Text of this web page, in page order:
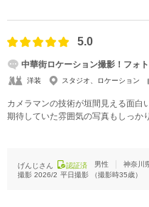
5.0
中華街ロケーション撮影！フォ
洋装 スタジオ、ロケーション
カメラマンの技術が垣間見える面白
期待していた雰囲気の写真もしっか
げんじさん 認証済 男性
神奈川
撮影 2026/2 平日撮影 （撮影時35歳）